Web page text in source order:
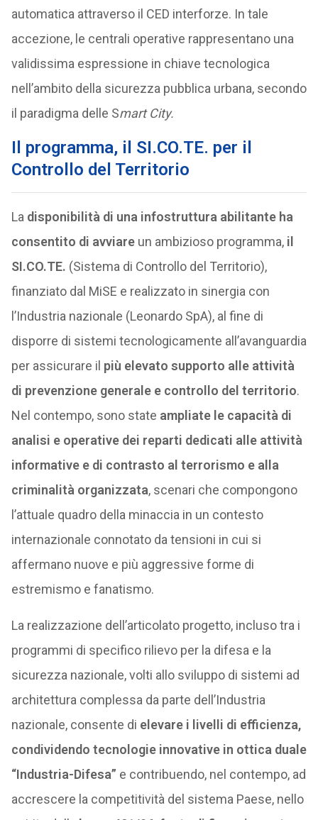
automatica attraverso il CED interforze. In tale
accezione, le centrali operative rappresentano una
validissima espressione in chiave tecnologica
nell’ambito della sicurezza pubblica urbana, secondo
il paradigma delle Smart City.
Il programma, il SI.CO.TE. per il
Controllo del Territorio
La disponibilità di una infostruttura abilitante ha
consentito di avviareun ambizioso programma, il
SI.CO.TE. (Sistema di Controllo del Territorio),
finanziato dal MiSE e realizzato in sinergia con
l’Industria nazionale (Leonardo SpA), al fine di
disporre di sistemi tecnologicamente all’avanguardia
per assicurare il più elevato supporto alle attività
di prevenzione generale e controllo del territorio.
Nel contempo, sono state ampliate le capacità di
analisi e operative dei reparti dedicati alle attività
informative e di contrasto al terrorismo e alla
criminalità organizzata, scenari che compongono
l’attuale quadro della minaccia in un contesto
internazionale connotato da tensioni in cui si
affermano nuove e più aggressive forme di
estremismo e fanatismo.
La realizzazione dell’articolato progetto, incluso tra i
programmi di specifico rilievo per la difesa e la
sicurezza nazionale, volti allo sviluppo di sistemi ad
architettura complessa da parte dell’Industria
nazionale, consente di elevare i livelli di efficienza,
condividendo tecnologie innovative in ottica duale
“Industria-Difesa” e contribuendo, nel contempo, ad
accrescere la competitività del sistema Paese, nello